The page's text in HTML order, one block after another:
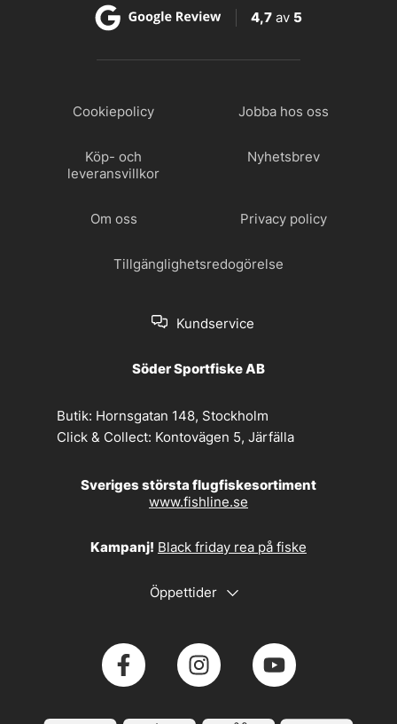
4,7 av 5
Cookiepolicy Jobba hos oss
Köp- och
leveransvillkor
Nyhetsbrev
Om oss Privacy policy
Tillgänglighetsredogörelse
Kundservice
Söder Sportfiske AB
Butik: Hornsgatan 148, Stockholm
Click & Collect: Kontovägen 5, Järfälla
Sveriges största flugfiskesortiment
www.fishline.se
Kampanj! Black friday rea på fiske
Öppettider